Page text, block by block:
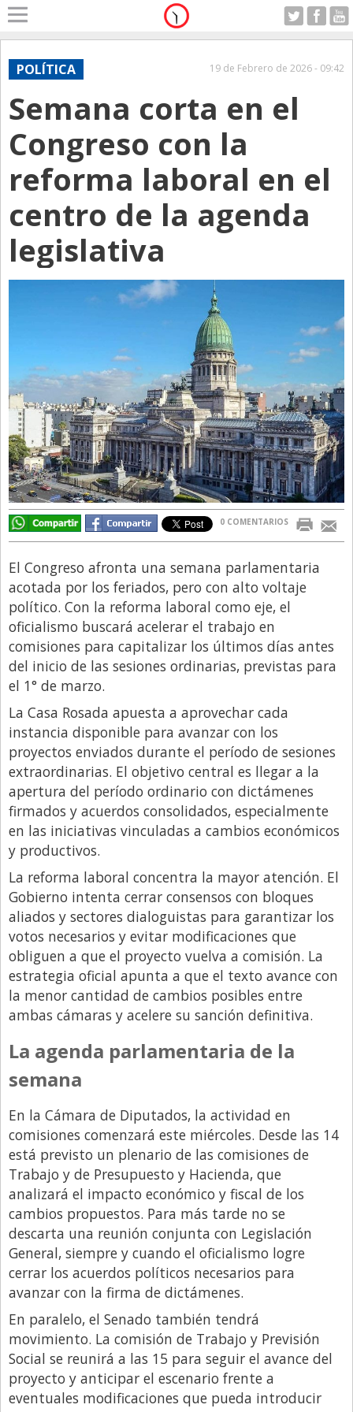
Home
A Motor
Alerta
Anticipo
Campo
Carrera & Emprendedores
Club House
Con Estilo
Diarios del Mundo
Directivos
Ecología y Ambiente
Economía
El Experto
El Innovador
El Precio Que Yo Ví
Entrevista
Entrevista Exclusiva
Finanzas
Gastronomia
Internacionales
La Opinión del Director
Libro de Quejas
Medios
Millonarios
Minuto Lanzamiento
Negocios
Opinion
País
Política
Publicidad y Marketing
Real Estate y Propiedades
Responsabilidad Social
Santa Fe
Show Business
Sociedad
Tecnología
Tendencias
Viajes
POLÍTICA 19 de Febrero de 2026 - 09:42
Semana corta en el
Congreso con la
reforma laboral en el
centro de la agenda
legislativa
0 COMENTARIOS
El Congreso afronta una semana parlamentaria
acotada por los feriados, pero con alto voltaje
político. Con la reforma laboral como eje, el
oficialismo buscará acelerar el trabajo en
comisiones para capitalizar los últimos días antes
del inicio de las sesiones ordinarias, previstas para
el 1° de marzo.
La Casa Rosada apuesta a aprovechar cada
instancia disponible para avanzar con los
proyectos enviados durante el período de sesiones
extraordinarias. El objetivo central es llegar a la
apertura del período ordinario con dictámenes
firmados y acuerdos consolidados, especialmente
en las iniciativas vinculadas a cambios económicos
y productivos.
La reforma laboral concentra la mayor atención. El
Gobierno intenta cerrar consensos con bloques
aliados y sectores dialoguistas para garantizar los
votos necesarios y evitar modificaciones que
obliguen a que el proyecto vuelva a comisión. La
estrategia oficial apunta a que el texto avance con
la menor cantidad de cambios posibles entre
ambas cámaras y acelere su sanción definitiva.
La agenda parlamentaria de la
semana
En la Cámara de Diputados, la actividad en
comisiones comenzará este miércoles. Desde las 14
está previsto un plenario de las comisiones de
Trabajo y de Presupuesto y Hacienda, que
analizará el impacto económico y fiscal de los
cambios propuestos. Para más tarde no se
descarta una reunión conjunta con Legislación
General, siempre y cuando el oficialismo logre
cerrar los acuerdos políticos necesarios para
avanzar con la firma de dictámenes.
En paralelo, el Senado también tendrá
movimiento. La comisión de Trabajo y Previsión
Social se reunirá a las 15 para seguir el avance del
proyecto y anticipar el escenario frente a
eventuales modificaciones que pueda introducir